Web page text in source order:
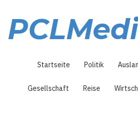
Inhalt
Startseite Politik
Gesellschaft Reise